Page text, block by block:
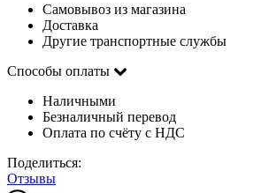
Самовывоз из магазина
Доставка
Другие транспортные службы
Способы оплаты
Наличными
Безналичный перевод
Оплата по счёту с НДС
Поделиться:
Отзывы